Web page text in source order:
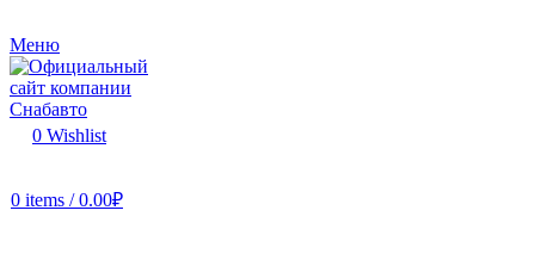
Меню
0 Wishlist
0 items / 0.00₽